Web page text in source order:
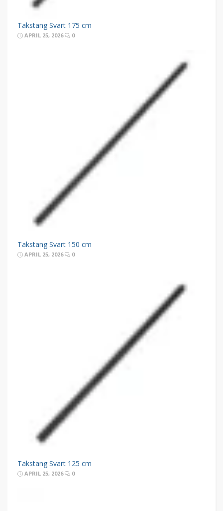
Takstang Svart 175 cm
APRIL 25, 2026 0
Takstang Svart 150 cm
APRIL 25, 2026 0
Takstang Svart 125 cm
APRIL 25, 2026 0